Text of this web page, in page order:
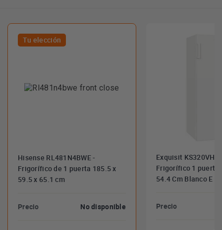
Hisense RL481N4BWE -
Frigorífico de 1 puerta 185.5 x
59.5 x 65.1 cm
Precio No disponible
Tu elección
Exquisit
Frigorífico 1 puerta
54.4 Cm Blanco E
Precio